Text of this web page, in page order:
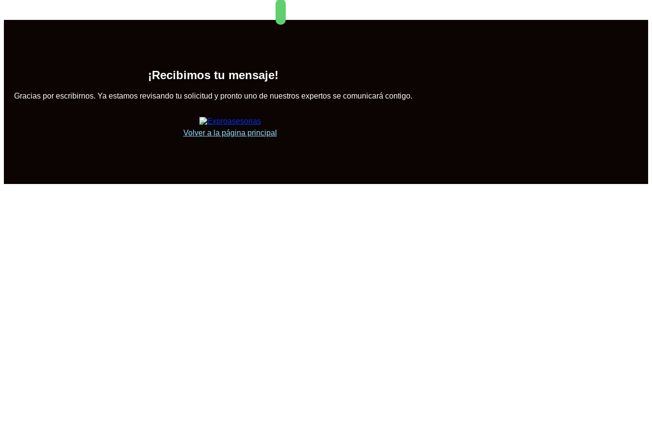
¡Recibimos tu mensaje!
Gracias por escribirnos. Ya estamos revisando tu solicitud y pronto uno de nuestros expertos se comunicará contigo.
Volver a la página principal